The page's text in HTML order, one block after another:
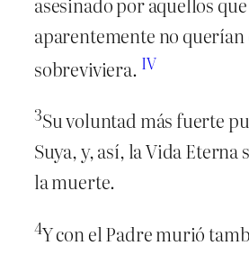
aparentemente no querían
sobreviviera. IV
3Su voluntad más fuerte
Suya, y, así, la Vida Eterna
la muerte.
4Y con el Padre murió